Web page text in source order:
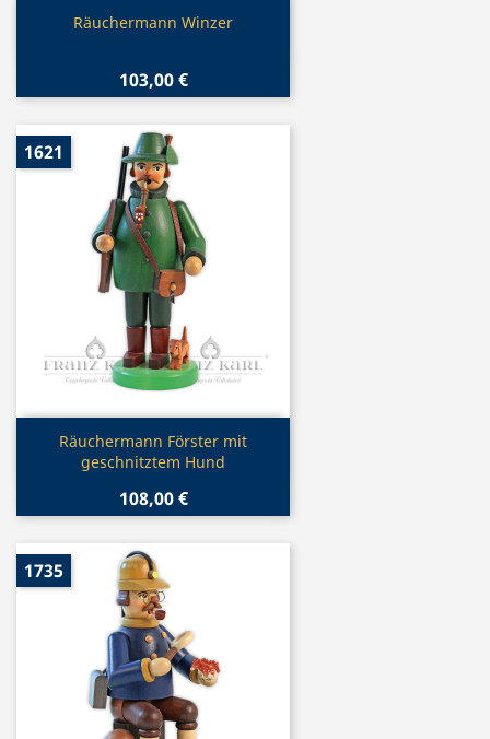
Vorschau
Räuchermann Winzer
103,00 €
Vorschau
Räuchermann Förster mit
geschnitztem Hund
108,00 €
1621
1735